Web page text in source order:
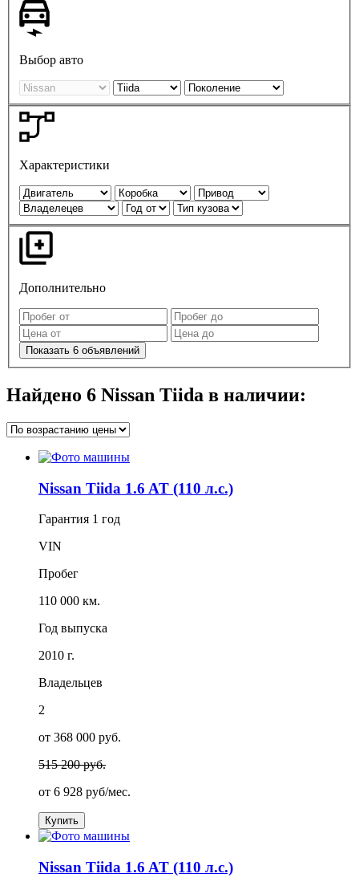
Выбор авто
Характеристики
Дополнительно
Показать 6 объявлений
Найдено 6 Nissan Tiida в наличии:
Nissan Tiida 1.6 AT (110 л.с.)
Гарантия 1 год
VIN
Пробег
110 000 км.
Год выпуска
2010 г.
Владельцев
2
от 368 000 руб.
515 200 руб.
от 6 928 руб/мес.
Купить
Nissan Tiida 1.6 AT (110 л.с.)